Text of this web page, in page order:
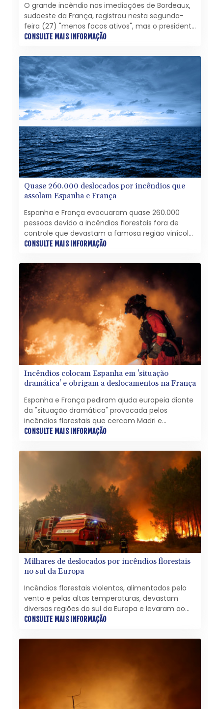
O grande incêndio nas imediações de Bordeaux,
sudoeste da França, registrou nesta segunda-
feira (27) "menos focos ativos", mas o presidente
Emmanuel Macron convocou uma reunião de
calor agrave a situação.
CONSULTE MAIS INFORMAÇÃO
Quase 260.000 deslocados por incêndios que
assolam Espanha e França
Espanha e França evacuaram quase 260.000
pessoas devido a incêndios florestais fora de
controle que devastam a famosa região vinícola
e turística de Bordeaux e a área ao redor de
CONSULTE MAIS INFORMAÇÃO
Incêndios colocam Espanha em 'situação
dramática' e obrigam a deslocamentos na França
Espanha e França pediram ajuda europeia diante
da "situação dramática" provocada pelos
incêndios florestais que cercam Madri e
obrigaram centenas de pessoas a saírem de
CONSULTE MAIS INFORMAÇÃO
Milhares de deslocados por incêndios florestais
no sul da Europa
Incêndios florestais violentos, alimentados pelo
vento e pelas altas temperaturas, devastam
diversas regiões do sul da Europa e levaram ao
deslocamento de milhares de pessoas de uma
CONSULTE MAIS INFORMAÇÃO